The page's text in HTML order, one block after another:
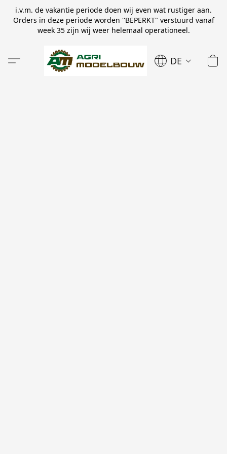
i.v.m. de vakantie periode doen wij even wat rustiger aan.
Orders in deze periode worden ''BEPERKT" verstuurd vanaf
week 35 zijn wij weer helemaal operationeel.
DE